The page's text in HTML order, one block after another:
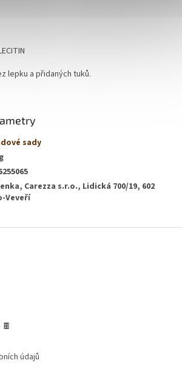
lepku a přidaných tuků.
sady
Carezza s.r.o., Lidická 700/19, 602
Veveří
údajů